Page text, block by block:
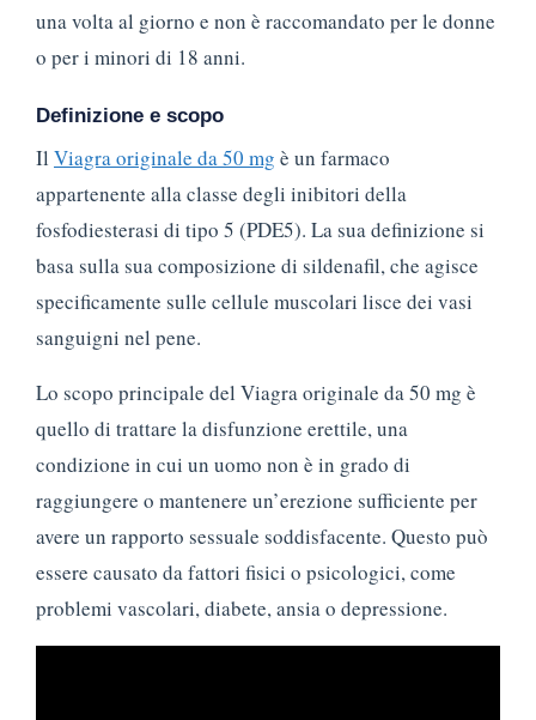
una volta al giorno e non è raccomandato per le donne
o per i minori di 18 anni.
Definizione e scopo
Il Viagra originale da 50 mg è un farmaco
appartenente alla classe degli inibitori della
fosfodiesterasi di tipo 5 (PDE5). La sua definizione si
basa sulla sua composizione di sildenafil, che agisce
specificamente sulle cellule muscolari lisce dei vasi
sanguigni nel pene.
Lo scopo principale del Viagra originale da 50 mg è
quello di trattare la disfunzione erettile, una
condizione in cui un uomo non è in grado di
raggiungere o mantenere un’erezione sufficiente per
avere un rapporto sessuale soddisfacente. Questo può
essere causato da fattori fisici o psicologici, come
problemi vascolari, diabete, ansia o depressione.